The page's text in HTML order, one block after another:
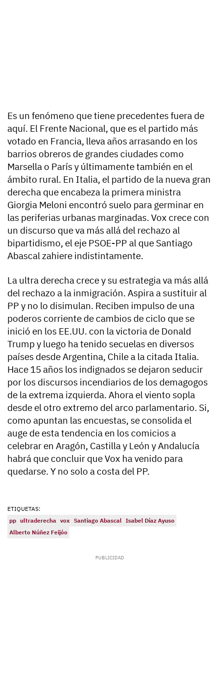
Es un fenómeno que tiene precedentes fuera de
aquí. El Frente Nacional, que es el partido más
votado en Francia, lleva años arrasando en los
barrios obreros de grandes ciudades como
Marsella o París y últimamente también en el
ámbito rural. En Italia, el partido de la nueva gran
derecha que encabeza la primera ministra
Giorgia Meloni encontró suelo para germinar en
las periferias urbanas marginadas. Vox crece con
un discurso que va más allá del rechazo al
bipartidismo, el eje PSOE-PP al que Santiago
Abascal zahiere indistintamente.
La ultra derecha crece y su estrategia va más allá
del rechazo a la inmigración. Aspira a sustituir al
PP y no lo disimulan. Reciben impulso de una
poderos corriente de cambios de ciclo que se
inició en los EE.UU. con la victoria de Donald
Trump y luego ha tenido secuelas en diversos
países desde Argentina, Chile a la citada Italia.
Hace 15 años los indignados se dejaron seducir
por los discursos incendiarios de los demagogos
de la extrema izquierda. Ahora el viento sopla
desde el otro extremo del arco parlamentario. Si,
como apuntan las encuestas, se consolida el
auge de esta tendencia en los comicios a
celebrar en Aragón, Castilla y León y Andalucía
habrá que concluir que Vox ha venido para
quedarse. Y no solo a costa del PP.
ETIQUETAS:
pp ultraderecha vox Santiago Abascal Isabel Díaz Ayuso
Alberto Núñez Feijóo